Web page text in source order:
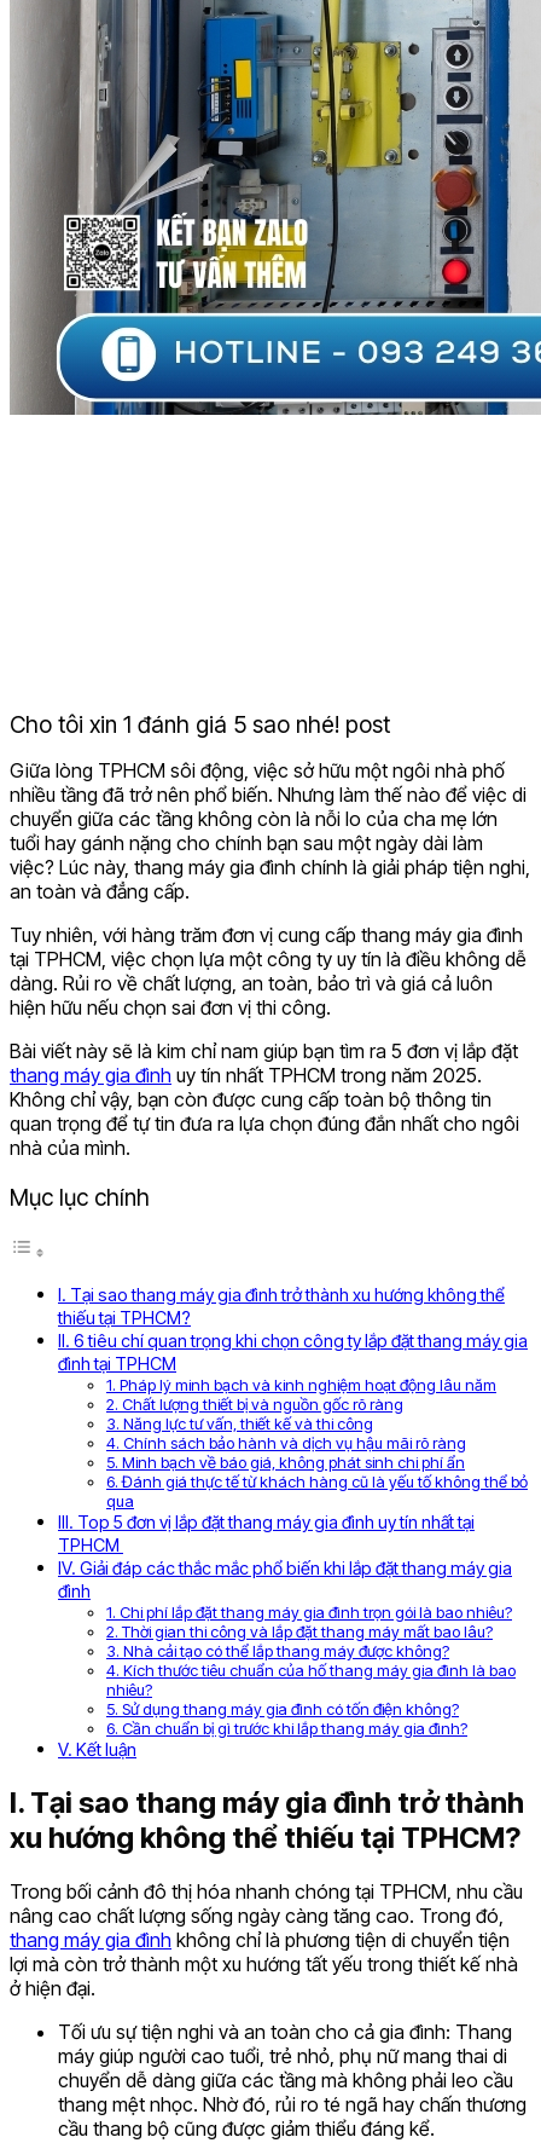
Cho tôi xin 1 đánh giá 5 sao nhé! post
Giữa lòng TPHCM sôi động, việc sở hữu một ngôi nhà phố
nhiều tầng đã trở nên phổ biến. Nhưng làm thế nào để việc di
chuyển giữa các tầng không còn là nỗi lo của cha mẹ lớn
tuổi hay gánh nặng cho chính bạn sau một ngày dài làm
việc? Lúc này, thang máy gia đình chính là giải pháp tiện nghi,
an toàn và đẳng cấp.
Tuy nhiên, với hàng trăm đơn vị cung cấp thang máy gia đình
tại TPHCM, việc chọn lựa một công ty uy tín là điều không dễ
dàng. Rủi ro về chất lượng, an toàn, bảo trì và giá cả luôn
hiện hữu nếu chọn sai đơn vị thi công.
Bài viết này sẽ là kim chỉ nam giúp bạn tìm ra 5 đơn vị lắp đặt
thang máy gia đình uy tín nhất TPHCM trong năm 2025.
Không chỉ vậy, bạn còn được cung cấp toàn bộ thông tin
quan trọng để tự tin đưa ra lựa chọn đúng đắn nhất cho ngôi
nhà của mình.
Mục lục chính
I. Tại sao thang máy gia đình trở thành xu hướng không thể
thiếu tại TPHCM?
II. 6 tiêu chí quan trọng khi chọn công ty lắp đặt thang máy gia
đình tại TPHCM
1. Pháp lý minh bạch và kinh nghiệm hoạt động lâu năm
2. Chất lượng thiết bị và nguồn gốc rõ ràng
3. Năng lực tư vấn, thiết kế và thi công
4. Chính sách bảo hành và dịch vụ hậu mãi rõ ràng
5. Minh bạch về báo giá, không phát sinh chi phí ẩn
6. Đánh giá thực tế từ khách hàng cũ là yếu tố không thể bỏ
qua
III. Top 5 đơn vị lắp đặt thang máy gia đình uy tín nhất tại
TPHCM
IV. Giải đáp các thắc mắc phổ biến khi lắp đặt thang máy gia
đình
1. Chi phí lắp đặt thang máy gia đình trọn gói là bao nhiêu?
2. Thời gian thi công và lắp đặt thang máy mất bao lâu?
3. Nhà cải tạo có thể lắp thang máy được không?
4. Kích thước tiêu chuẩn của hố thang máy gia đình là bao
nhiêu?
5. Sử dụng thang máy gia đình có tốn điện không?
6. Cần chuẩn bị gì trước khi lắp thang máy gia đình?
V. Kết luận
I. Tại sao thang máy gia đình trở thành
xu hướng không thể thiếu tại TPHCM?
Trong bối cảnh đô thị hóa nhanh chóng tại TPHCM, nhu cầu
nâng cao chất lượng sống ngày càng tăng cao. Trong đó,
thang máy gia đình không chỉ là phương tiện di chuyển tiện
lợi mà còn trở thành một xu hướng tất yếu trong thiết kế nhà
ở hiện đại.
Tối ưu sự tiện nghi và an toàn cho cả gia đình: Thang
máy giúp người cao tuổi, trẻ nhỏ, phụ nữ mang thai di
chuyển dễ dàng giữa các tầng mà không phải leo cầu
thang mệt nhọc. Nhờ đó, rủi ro té ngã hay chấn thương
cầu thang bộ cũng được giảm thiểu đáng kể.